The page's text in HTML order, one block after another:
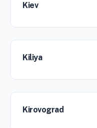
Kiev
Kiliya
Kirovograd